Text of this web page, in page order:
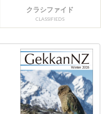
クラシファイド
CLASSIFIEDS